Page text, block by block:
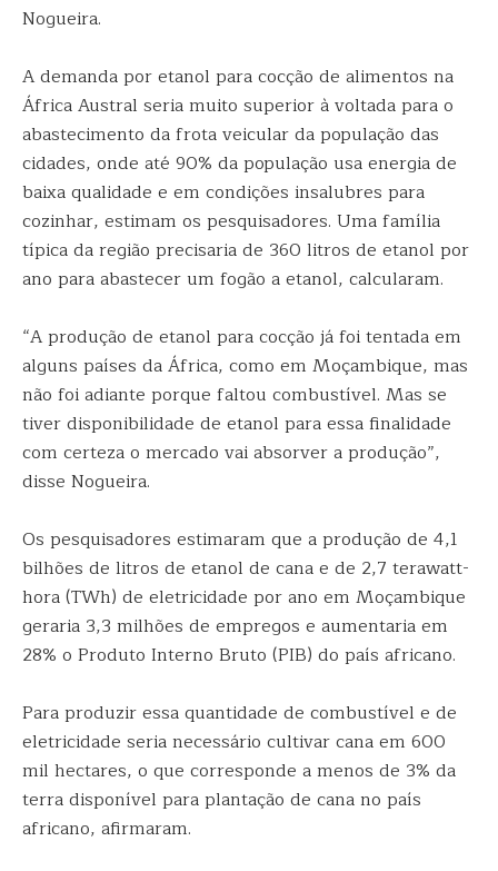
Nogueira.
A demanda por etanol para cocção de alimentos na
África Austral seria muito superior à voltada para o
abastecimento da frota veicular da população das
cidades, onde até 90% da população usa energia de
baixa qualidade e em condições insalubres para
cozinhar, estimam os pesquisadores. Uma família
típica da região precisaria de 360 litros de etanol por
ano para abastecer um fogão a etanol, calcularam.
“A produção de etanol para cocção já foi tentada em
alguns países da África, como em Moçambique, mas
não foi adiante porque faltou combustível. Mas se
tiver disponibilidade de etanol para essa finalidade
com certeza o mercado vai absorver a produção”,
disse Nogueira.
Os pesquisadores estimaram que a produção de 4,1
bilhões de litros de etanol de cana e de 2,7 terawatt-
hora (TWh) de eletricidade por ano em Moçambique
geraria 3,3 milhões de empregos e aumentaria em
28% o Produto Interno Bruto (PIB) do país africano.
Para produzir essa quantidade de combustível e de
eletricidade seria necessário cultivar cana em 600
mil hectares, o que corresponde a menos de 3% da
terra disponível para plantação de cana no país
africano, afirmaram.